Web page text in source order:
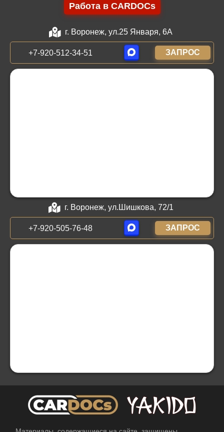
Работа в CARDOCs
г. Воронеж, ул.25 Января, 6А
+7-920-512-34-51 ЗАПРОС
г. Воронеж, ул.Шишкова, 72/1
+7-920-505-76-48 ЗАПРОС